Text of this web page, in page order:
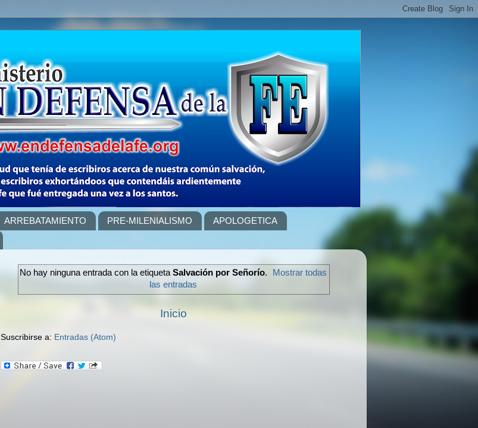
ARREBATAMIENTO PRE-MILENIALISMO
APOLOGETICA
No hay ninguna entrada con la etiquetaSalvación por Señorío.
Mostrar todas
las entradas
Inicio
Suscribirse a: Entradas (Atom)